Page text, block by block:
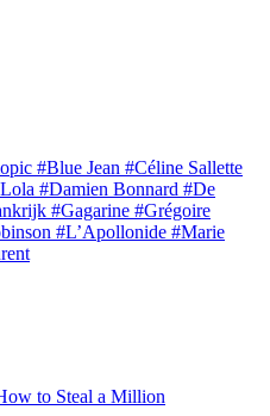
#Blue Jean #Céline Sallette
#Damien Bonnard #De
#Gagarine #Grégoire
#L’Apollonide #Marie
to Steal a Million